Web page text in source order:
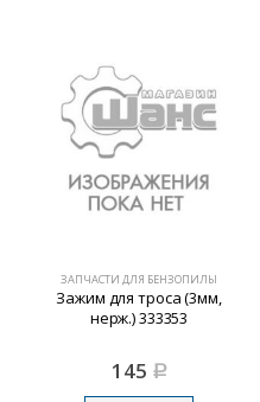
ЗАПЧАСТИ ДЛЯ БЕНЗОПИЛЫ
Зажим для троса (3мм,
нерж.) 333353
145 Р